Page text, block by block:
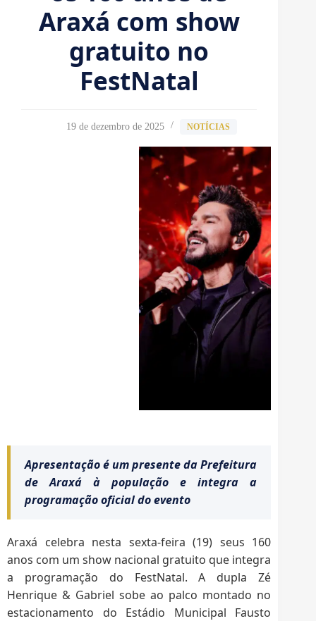
Araxá com show
gratuito no
FestNatal
19 de dezembro de 2025 NOTÍCIAS
Apresentação é um presente da Prefeitura
de Araxá à população e integra a
programação oficial do evento
Araxá celebra nesta sexta-feira (19) seus 160
anos com um show nacional gratuito que integra
a programação do FestNatal. A dupla Zé
Henrique & Gabriel sobe ao palco montado no
estacionamento do Estádio Municipal Fausto